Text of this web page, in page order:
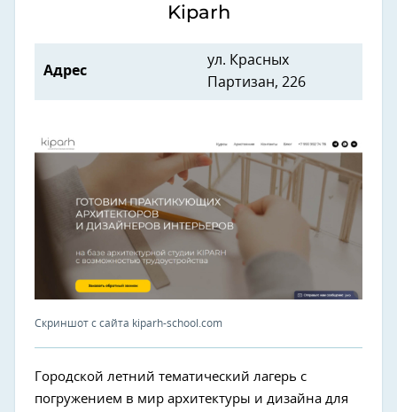
Kiparh
Адрес
ул. Красных
Партизан, 226
Скриншот с сайта kiparh-school.com
Городской летний тематический лагерь с
погружением в мир архитектуры и дизайна для